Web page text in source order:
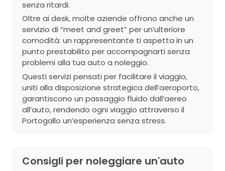
senza ritardi.
Oltre ai desk, molte aziende offrono anche un
servizio di “meet and greet” per un’ulteriore
comodità: un rappresentante ti aspetta in un
punto prestabilito per accompagnarti senza
problemi alla tua auto a noleggio.
Questi servizi pensati per facilitare il viaggio,
uniti alla disposizione strategica dell’aeroporto,
garantiscono un passaggio fluido dall’aereo
all’auto, rendendo ogni viaggio attraverso il
Portogallo un’esperienza senza stress.
Consigli per noleggiare un'auto